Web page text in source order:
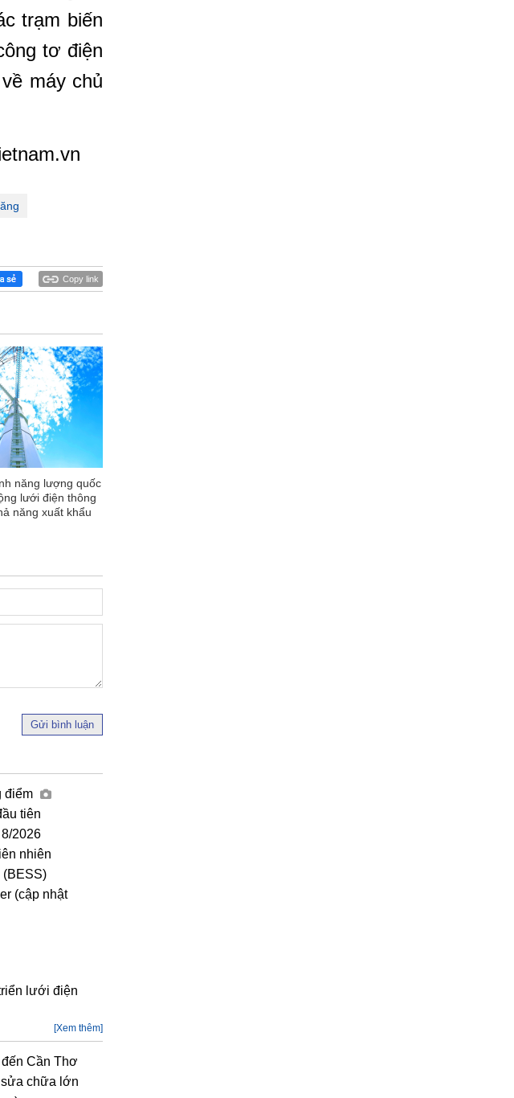
trạm biến
tơ điện
máy chủ
Copy link
năng lượng quốc
lưới điện thông
năng xuất khẩu
Gửi bình luận
điểm
tiên
2026
nhiên
(BESS)
(cập nhật
lưới điện
[Xem thêm]
Cần Thơ
sửa chữa lớn